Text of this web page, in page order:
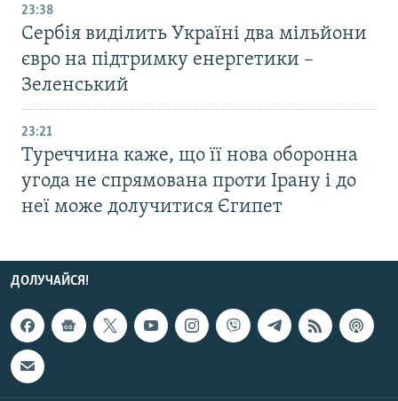
23:38
Сербія виділить Україні два мільйони
євро на підтримку енергетики –
Зеленський
23:21
Туреччина каже, що її нова оборонна
угода не спрямована проти Ірану і до
неї може долучитися Єгипет
ДОЛУЧАЙСЯ!